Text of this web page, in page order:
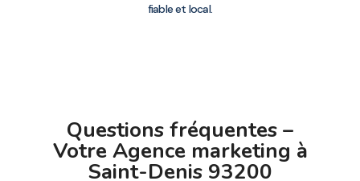
fiable et local.
Questions fréquentes –
Votre Agence marketing à
Saint-Denis 93200